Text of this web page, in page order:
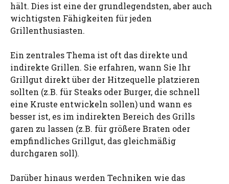
hält. Dies ist eine der grundlegendsten, aber auch
wichtigsten Fähigkeiten für jeden
Grillenthusiasten.
Ein zentrales Thema ist oft das direkte und
indirekte Grillen. Sie erfahren, wann Sie Ihr
Grillgut direkt über der Hitzequelle platzieren
sollten (z.B. für Steaks oder Burger, die schnell
eine Kruste entwickeln sollen) und wann es
besser ist, es im indirekten Bereich des Grills
garen zu lassen (z.B. für größere Braten oder
empfindliches Grillgut, das gleichmäßig
durchgaren soll).
Darüber hinaus werden Techniken wie das